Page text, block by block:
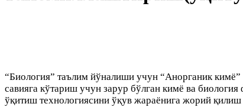
“Биология” таълим йўналиши учун “Анорганик
савияга кўтариш учун зарур бўлган кимё ва
ўқитиш технологиясини ўқув жараёнига жорий